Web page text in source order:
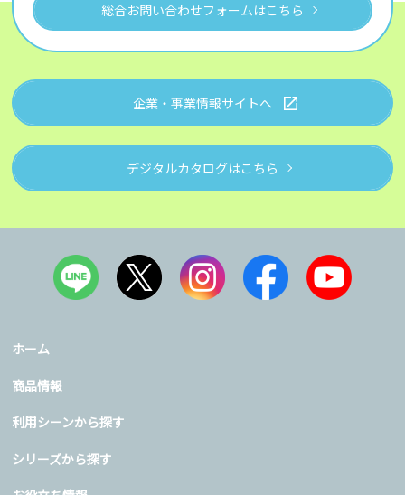
総合お問い合わせフォームはこちら
企業・事業情報サイトへ
デジタルカタログはこちら
ホーム
商品情報
利用シーンから探す
シリーズから探す